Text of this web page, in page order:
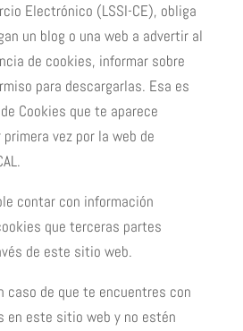
Electrónico (LSSI-CE), obliga
un blog o una web a advertir al
de cookies, informar sobre
para descargarlas. Esa es
Cookies que te aparece
vez por la web de
contar con información
que terceras partes
de este sitio web.
caso de que te encuentres con
en este sitio web y no estén